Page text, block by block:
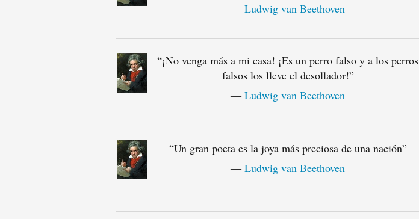
―Ludwig van Beethoven
“¡No venga más a mi casa! ¡Es un perro falso y a los perros
falsos los lleve el desollador!”
―Ludwig van Beethoven
“Un gran poeta es la joya más preciosa de una nación”
―Ludwig van Beethoven